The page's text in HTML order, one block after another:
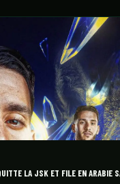
LA JSK ET FILE EN ARABIE